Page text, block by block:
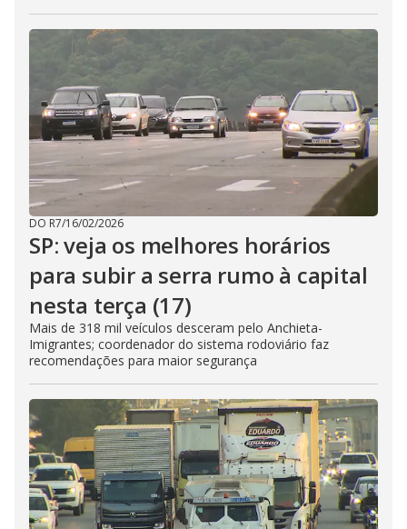
DO R7/16/02/2026
SP: veja os melhores horários
para subir a serra rumo à capital
nesta terça (17)
Mais de 318 mil veículos desceram pelo Anchieta-
Imigrantes; coordenador do sistema rodoviário faz
recomendações para maior segurança